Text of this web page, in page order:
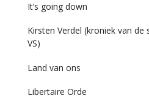
It’s going down
Kirsten Verdel (kroniek van de
VS)
Land van ons
Libertaire Orde